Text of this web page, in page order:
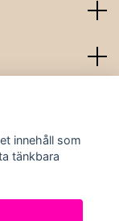
innehåll som
tänkbara